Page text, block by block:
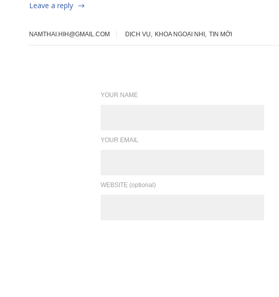
Leave a reply
NAMTHAI.HIH@GMAIL.COM DỊCH VỤ, KHOA NGOẠI NHI , TIN MỚI
YOUR NAME
YOUR EMAIL
WEBSITE (optional)